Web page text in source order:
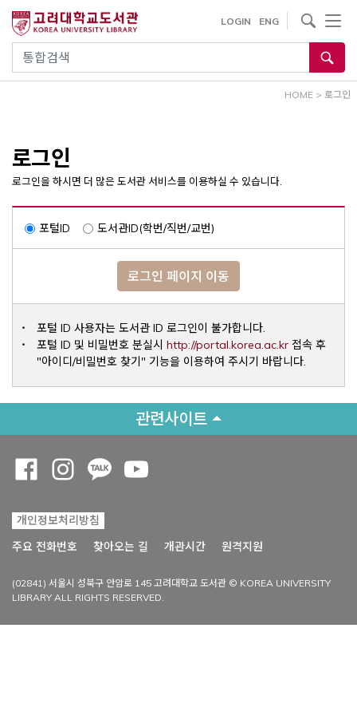
건
통합검색
LOGIN ENG
사이트내 검색
HOME > 로그인
로그인
로그인을 하시면 더 많은 도서관 서비스를 이용하실 수 있습니다.
포털ID 도서관ID(학번/직번/교번)
로그인 페이지 이동
포털 ID 사용자는 도서관 ID 로그인이 불가합니다.
포털 ID 및 비밀번호 분실시 http://portal.korea.ac.krOpens a
접속 후
"아이디/비밀번호 찾기" 기능을 이용하여 주시기 바랍니다.
관련사이트
개인정보처리방침
주요 전화번호
찾아오는 길 개관시간 원격지원
(02841) 서울시 성북구 안암로 145 고려대학교 도서관 © KOREA UNIVERSITY
LIBRARY ALL RIGHTS RESERVED.
Opens a new window
Opens a new window
Opens a new window